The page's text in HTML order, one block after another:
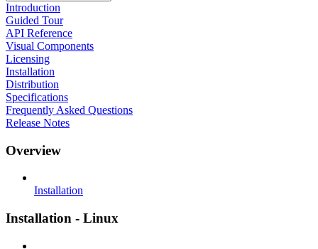
Introduction
Guided Tour
API Reference
Visual Components
Licensing
Installation
Distribution
Specifications
Frequently Asked Questions
Release Notes
Overview
Installation
Installation - Linux